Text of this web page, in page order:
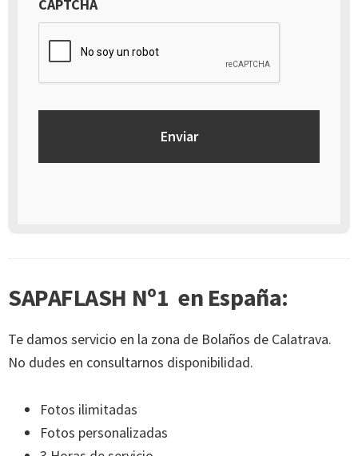
de carácter personal, así como a la retirada del consentimiento
prestado para el tratamiento de los mismos, mediante escrito
dirigido a la dirección Calle Italia núm. 1 Alfaz del Pí (03580),
Alicante - España
CAPTCHA
SAPAFLASH Nº1 en España:
Te damos servicio en la zona de Bolaños de Calatrava.
No dudes en consultarnos disponibilidad.
Fotos ilimitadas
Fotos personalizadas